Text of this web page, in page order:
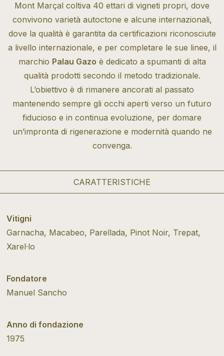
Mont Marçal coltiva 40 ettari di vigneti propri, dove
convivono varietà autoctone e alcune internazionali,
dove la qualità è garantita da certificazioni riconosciute
a livello internazionale, e per completare le sue linee, il
marchio Palau Gazo è dedicato a spumanti di alta
qualità prodotti secondo il metodo tradizionale.
L’obiettivo è di rimanere ancorati al passato
mantenendo sempre gli occhi aperti verso un futuro
fiducioso e in continua evoluzione, per domare
un’impronta di rigenerazione e modernità quando ne
convenga.
CARATTERISTICHE
Vitigni
Garnacha, Macabeo, Parellada, Pinot Noir, Trepat,
Xarel·lo
Fondatore
Manuel Sancho
Anno di fondazione
1975